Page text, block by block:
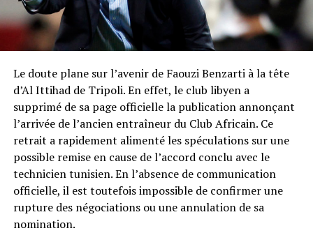
Le doute plane sur l’avenir de Faouzi Benzarti à la tête
d’Al Ittihad de Tripoli. En effet, le club libyen a
supprimé de sa page officielle la publication annonçant
l’arrivée de l’ancien entraîneur du Club Africain. Ce
retrait a rapidement alimenté les spéculations sur une
possible remise en cause de l’accord conclu avec le
technicien tunisien. En l’absence de communication
officielle, il est toutefois impossible de confirmer une
rupture des négociations ou une annulation de sa
nomination.